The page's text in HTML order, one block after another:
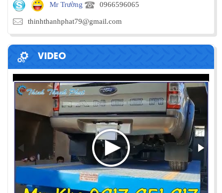
Mr Trường 0966596065
thinhthanhphat79@gmail.com
VIDEO
PHƯƠNG PHÁP ĐÓNG HÀNG LÊN
CONTAINER
Chia sẻ bí quyết và phương pháp đóng hàng lên
container một cách hiệu quả nhất